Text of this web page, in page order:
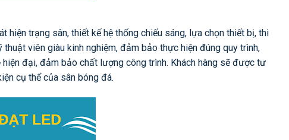
trạng sân, thiết kế hệ thống chiếu sáng, lựa chọn thiết bị, thi
viên giàu kinh nghiệm, đảm bảo thực hiện đúng quy trình,
đại, đảm bảo chất lượng công trình. Khách hàng sẽ được tư
cụ thể của sân bóng đá.